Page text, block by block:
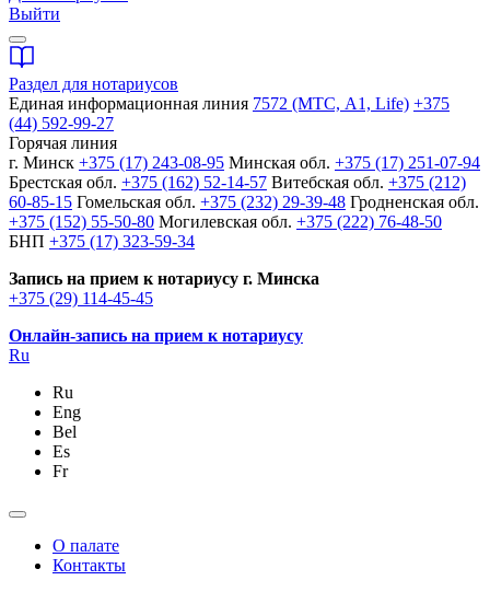
Выйти
Раздел для нотариусов
Единая информационная линия 7572 (МТС, A1, Life) +375
(44) 592-99-27
Горячая линия
г. Минск +375 (17) 243-08-95 Минская обл. +375 (17) 251-07-94
Брестская обл. +375 (162) 52-14-57 Витебская обл. +375 (212)
60-85-15 Гомельская обл. +375 (232) 29-39-48 Гродненская обл.
+375 (152) 55-50-80 Могилевская обл. +375 (222) 76-48-50
БНП +375 (17) 323-59-34
Запись на прием к нотариусу г. Минска
+375 (29) 114-45-45
Онлайн-запись на прием к нотариусу
Ru
Ru
Eng
Bel
Es
Fr
О палате
Контакты